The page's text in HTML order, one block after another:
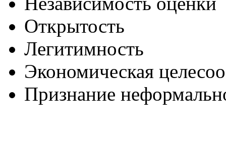
Открытость
Легитимность
Экономическая
Признание